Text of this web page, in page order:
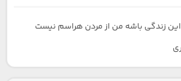
زندگی باشه من از مردن هراسم نیست